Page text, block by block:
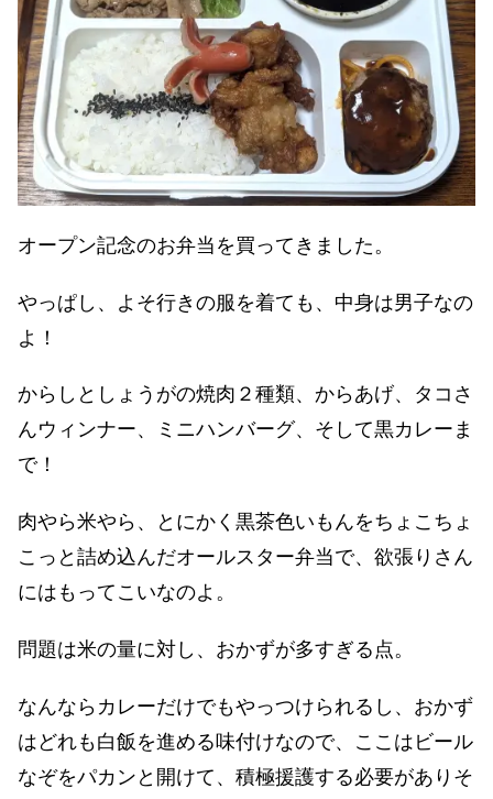
オープン記念のお弁当を買ってきました。
やっぱし、よそ行きの服を着ても、中身は男子なの
よ！
からしとしょうがの焼肉２種類、からあげ、タコさ
んウィンナー、ミニハンバーグ、そして黒カレーま
で！
肉やら米やら、とにかく黒茶色いもんをちょこちょ
こっと詰め込んだオールスター弁当で、欲張りさん
にはもってこいなのよ。
問題は米の量に対し、おかずが多すぎる点。
なんならカレーだけでもやっつけられるし、おかず
はどれも白飯を進める味付けなので、ここはビール
なぞをパカンと開けて、積極援護する必要がありそ